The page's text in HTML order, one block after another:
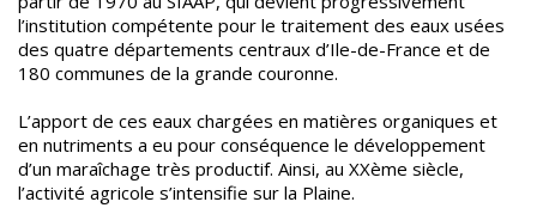
l’institution compétente pour le traitement des eaux usées
des quatre départements centraux d’Ile-de-France et de
180 communes de la grande couronne.
L’apport de ces eaux chargées en matières organiques et
en nutriments a eu pour conséquence le développement
d’un maraîchage très productif. Ainsi, au XXème siècle,
l’activité agricole s’intensifie sur la Plaine.